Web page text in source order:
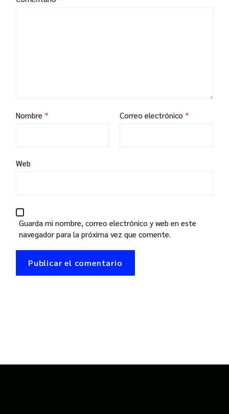
Nombre * Correo electrónico *
Web
Guarda mi nombre, correo electrónico y web en este
navegador para la próxima vez que comente.